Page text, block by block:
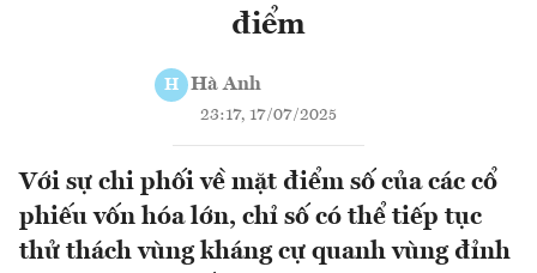
điểm
H Hà Anh
23:17, 17/07/2025
Với sự chi phối về mặt điểm số của các cổ
phiếu vốn hóa lớn, chỉ số có thể tiếp tục
thử thách vùng kháng cự quanh vùng đỉnh